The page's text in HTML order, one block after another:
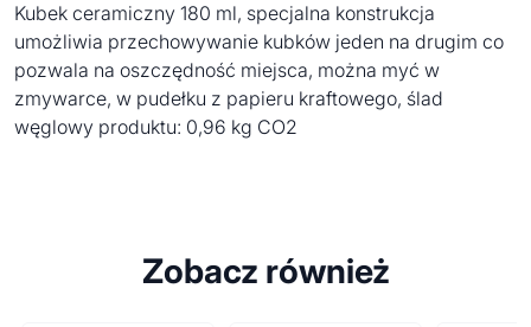
Kubek ceramiczny 180 ml, specjalna konstrukcja
umożliwia przechowywanie kubków jeden na drugim co
pozwala na oszczędność miejsca, można myć w
zmywarce, w pudełku z papieru kraftowego, ślad
węglowy produktu: 0,96 kg CO2
Zobacz również